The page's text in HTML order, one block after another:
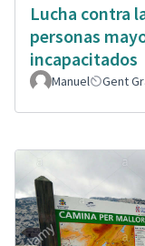
Lucha contra
personas
incapacitados
Manuel Gent